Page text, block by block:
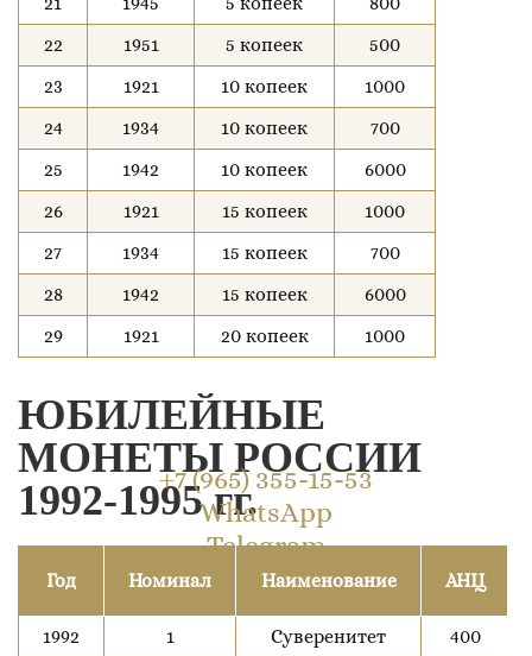
+7 (965) 355-15-53
WhatsApp
Telegram
22
1951 5 копеек
500
23
1921 10 копеек
1000
24
1934 10 копеек
700
25
1942 10 копеек
6000
26
1921 15 копеек
1000
27
1934 15 копеек
700
28
1942 15 копеек
6000
29
1921 20 копеек 1000
ЮБИЛЕЙНЫЕ
МОНЕТЫ РОССИИ
1992-1995 гг.
Год Номинал Наименование АНЦ
1992 1 Суверенитет
400